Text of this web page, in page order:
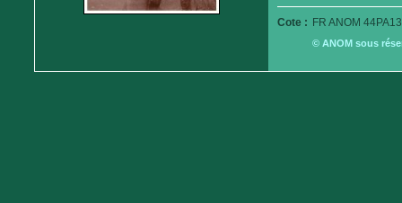
Cote : FR ANOM
© ANOM sous